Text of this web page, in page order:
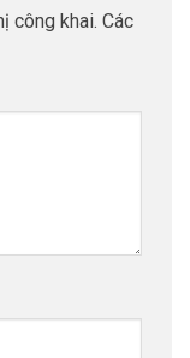
công khai. Các